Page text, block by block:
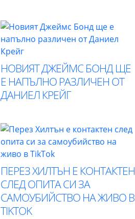
НОВИЯТ ДЖЕЙМС БОНД ЩЕ
Е НАПЪЛНО РАЗЛИЧЕН ОТ
ДАНИЕЛ КРЕЙГ
ПЕРЕЗ ХИЛТЪН Е КОНТАКТЕН
СЛЕД ОПИТА СИ ЗА
САМОУБИЙСТВО НА ЖИВО В
TIKTOK